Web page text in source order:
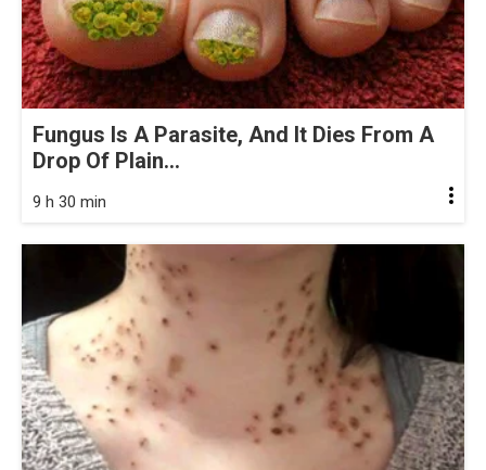
Fungus Is A Parasite, And It Dies From A
Drop Of Plain...
9 h 30 min